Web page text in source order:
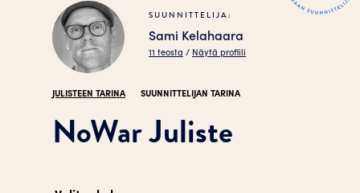
SUUNNITTELIJA:
Sami Kelahaara
11 teosta / Näytä profiili
JULISTEEN TARINA SUUNNITTELIJAN TARINA
NoWar Juliste